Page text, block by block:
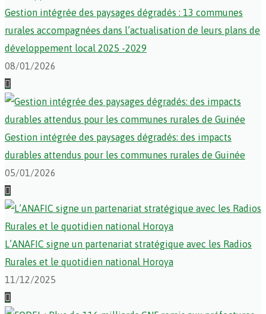
Gestion intégrée des paysages dégradés : 13 communes
rurales accompagnées dans l’actualisation de leurs plans de
développement local 2025 -2029
08/01/2026
Gestion intégrée des paysages dégradés: des impacts
durables attendus pour les communes rurales de Guinée
05/01/2026
L’ANAFIC signe un partenariat stratégique avec les Radios
Rurales et le quotidien national Horoya
11/12/2025